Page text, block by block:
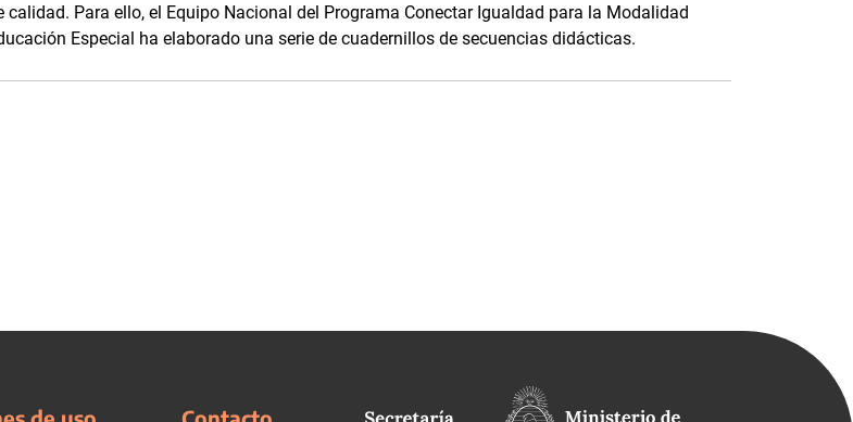
calidad. Para ello, el Equipo Nacional del Programa Conectar Igualdad para la Modalidad
Especial ha elaborado una serie de cuadernillos de secuencias didácticas.